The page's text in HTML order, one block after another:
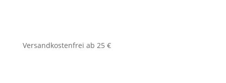
Versandkostenfrei ab 25 €